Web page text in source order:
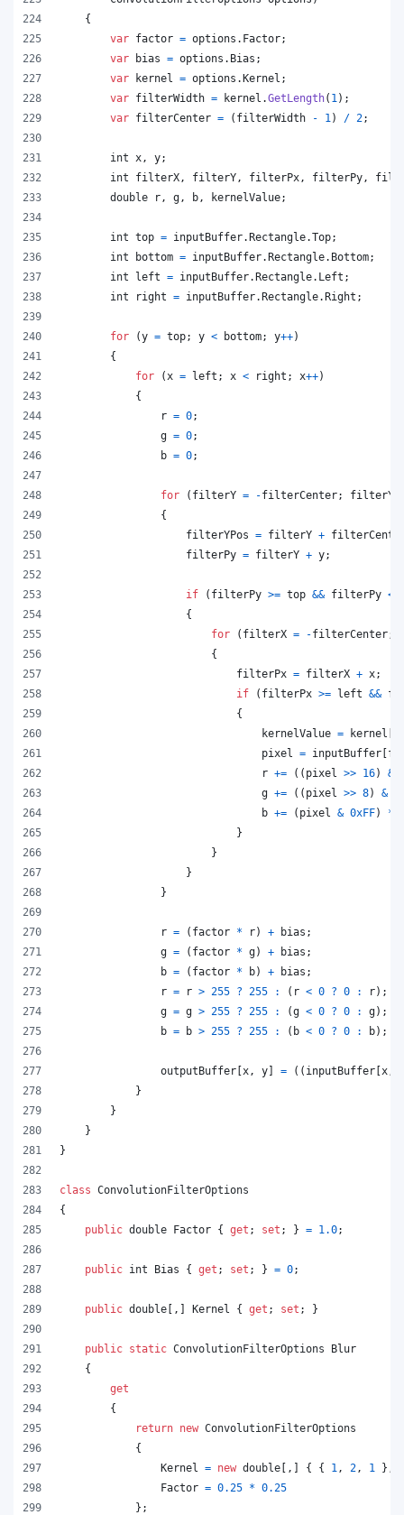
{
var factor = options . Factor;
var
bias = options . Bias ;
var
kernel = options .Kernel ;
var filterWidth = kernel .GetLength( 1 ) ;
var filterCenter = ( filterWidth - 1 ) / 2;
int x , y;
int
filterX , filterY , filterPx , filterPy ,
double
r , g , b , kernelValue;
int top = inputBuffer.Rectangle.Top;
int
bottom = inputBuffer.Rectangle. Bottom;
int
left = inputBuffer.Rectangle. Left ;
int
right = inputBuffer.Rectangle.Right ;
for (y = top; y < bottom; y++)
{
for
( x = left ; x < right ; x++)
{
r = 0;
g = 0;
b = 0;
for ( filterY = -filterCenter; filterY
{
filterYPos = filterY +
filterPy = filterY + y;
if ( filterPy >= top && filterPy <
{
for
( filterX = -filterCenter;
{
filterPx = filterX + x;
if
( filterPx >= left &&
{
kernelValue = kernel
pixel
= inputBuffer [
r += ( ( pixel >> 16) &
g += ( ( pixel >> 8) &
b += ( pixel & 0xFF) *
}
}
}
}
r = ( factor * r) + bias ;
g = ( factor * g) + bias ;
b = ( factor * b) + bias ;
r = r > 255 ? 255 : ( r < 0 ? 0 : r) ;
g = g > 255 ? 255 : (g < 0 ? 0 : g) ;
b = b > 255 ? 255 : ( b < 0 ? 0 : b) ;
outputBuffer [x , y] = ( ( inputBuffer [x
}
}
}
}
class ConvolutionFilterOptions
{
public double Factor { get ; set ; } = 1.0;
public int Bias { get ; set ; } = 0;
public double [ , ] Kernel { get ; set ; }
public static ConvolutionFilterOptions
Blur
{
get
{
return new ConvolutionFilterOptions
{
Kernel
= new double [ , ] { { 1 , 2 , 1 }
Factor = 0.25 * 0.25
} ;